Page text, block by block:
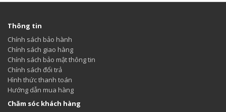
Thông tin
Chính sách bảo hành
Chính sách giao hàng
Chính sách bảo mật thông tin
Chính sách đổi trả
Hình thức thanh toán
Hướng dẫn mua hàng
Chăm sóc khách hàng